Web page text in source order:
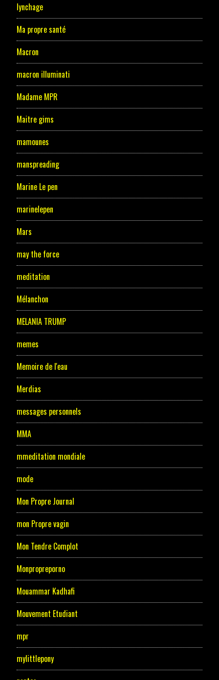
lynchage
Ma propre santé
Macron
macron illuminati
Madame MPR
Maitre gims
mamounes
manspreading
Marine Le pen
marinelepen
Mars
may the force
meditation
Mélanchon
MELANIA TRUMP
memes
Memoire de l'eau
Merdias
messages personnels
MMA
mmeditation mondiale
mode
Mon Propre Journal
mon Propre vagin
Mon Tendre Complot
Monpropreporno
Mouammar Kadhafi
Mouvement Etudiant
mpr
mylittlepony